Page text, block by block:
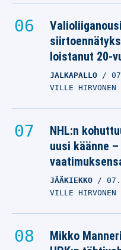
loistanut 20-
JALKAPALLO
VILLE HIRVONEN
NHL:n
uusi käänne
JÄÄKIEKKO
VILLE HIRVONEN
Mikko